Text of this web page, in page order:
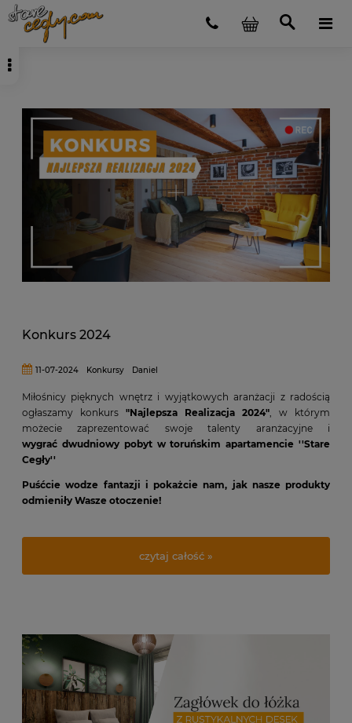
Konkurs 2024
11-07-2024 Konkursy Daniel
Miłośnicy pięknych wnętrz i wyjątkowych aranżacji z radością
ogłaszamy konkurs "Najlepsza Realizacja 2024", w którym
możecie zaprezentować swoje talenty aranżacyjne i
wygrać dwudniowy pobyt w toruńskim apartamencie ''Stare
Cegły''
Puśćcie wodze fantazji i pokażcie nam, jak nasze produkty
odmieniły Wasze otoczenie!
czytaj całość »